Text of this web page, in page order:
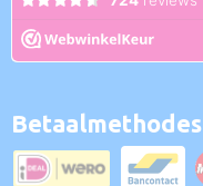
Betaalmethodes